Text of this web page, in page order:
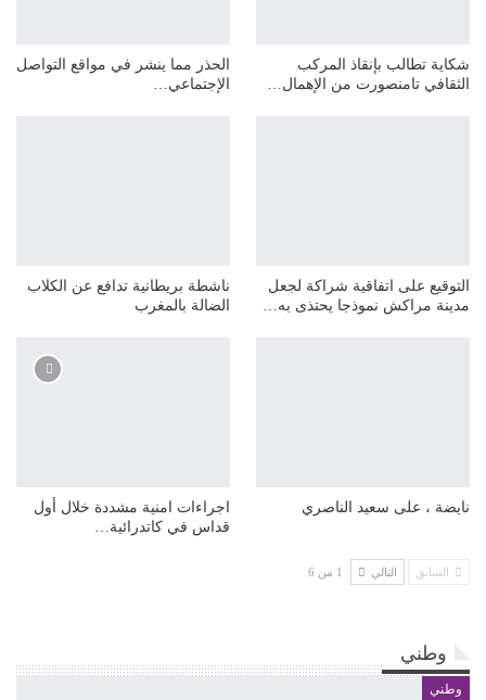
شكاية تطالب بإنقاذ المركب
الثقافي تامنصورت من الإهمال…
الحذر مما ينشر في مواقع التواصل
الإجتماعي…
التوقيع على اتفاقية شراكة لجعل
مدينة مراكش نموذجا يحتذى به…
ناشطة بريطانية تدافع عن الكلاب
الضالة بالمغرب
نايضة ، على سعيد الناصري
اجراءات امنية مشددة خلال أول
قداس في كاتدرائية…
السابق التالي 1 من 6
وطني
وطني